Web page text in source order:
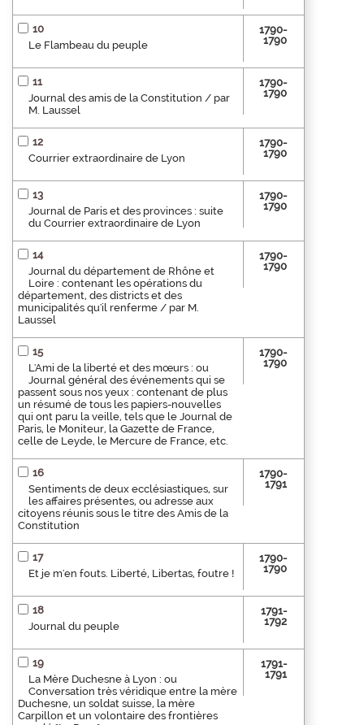
10
Le Flambeau du peuple
1790-
1790
11
Journal des amis de la Constitution / par
M. Laussel
1790-
1790
12
Courrier extraordinaire de Lyon
1790-
1790
13
Journal de Paris et des provinces : suite
du Courrier extraordinaire de Lyon
1790-
1790
14
Journal du département de Rhône et
Loire : contenant les opérations du
département, des districts et des
municipalités qu'il renferme / par M.
Laussel
1790-
1790
15
L'Ami de la liberté et des mœurs : ou
Journal général des événements qui se
passent sous nos yeux : contenant de plus
un résumé de tous les papiers-nouvelles
qui ont paru la veille, tels que le Journal de
Paris, le Moniteur, la Gazette de France,
celle de Leyde, le Mercure de France, etc.
1790-
1790
16
Sentiments de deux ecclésiastiques, sur
les affaires présentes, ou adresse aux
citoyens réunis sous le titre des Amis de la
Constitution
1790-
1791
17
Et je m'en fouts. Liberté, Libertas, foutre !
1790-
1790
18
Journal du peuple
1791-
1792
19
La Mère Duchesne à Lyon : ou
Conversation très véridique entre la mère
Duchesne, un soldat suisse, la mère
Carpillon et un volontaire des frontières
1791-
1791